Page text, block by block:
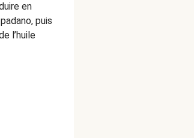
en
puis
l’huile